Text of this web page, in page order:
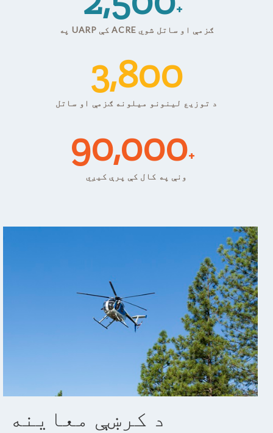
+
په UARP کې ACRE ګزمې او ساتل شوي
3,800
د توزیع لینونو میلونه ګزمې او ساتل
90,000
+
ونې په کال کې پرې کیږي
د کرښې معاینه